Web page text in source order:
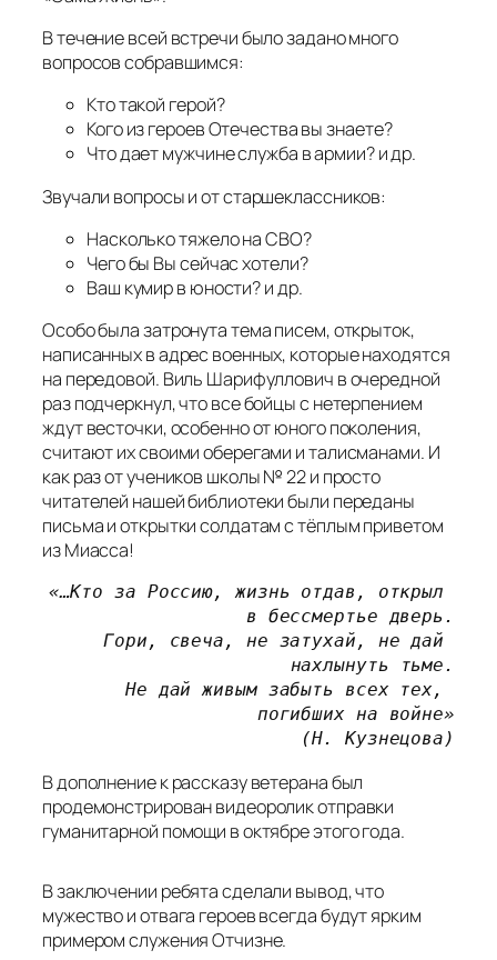
В течение всей встречи было задано много
вопросов собравшимся:
Кто такой герой?
Кого из героев Отечества вы знаете?
Что дает мужчине служба в армии? и др.
Звучали вопросы и от старшеклассников:
Насколько тяжело на СВО?
Чего бы Вы сейчас хотели?
Ваш кумир в юности? и др.
Особо была затронута тема писем, открыток,
написанных в адрес военных, которые находятся
на передовой. Виль Шарифуллович в очередной
раз подчеркнул, что все бойцы с нетерпением
ждут весточки, особенно от юного поколения,
считают их своими оберегами и талисманами. И
как раз от учеников школы № 22 и просто
читателей нашей библиотеки были переданы
письма и открытки солдатам с тёплым приветом
из Миасса!
«…Кто за Россию, жизнь отдав, открыл
в бессмертье дверь.
Гори, свеча, не затухай, не дай
нахлынуть тьме.
Не дай живым забыть всех тех,
погибших на войне»
(Н. Кузнецова)
В дополнение к рассказу ветерана был
продемонстрирован видеоролик отправки
гуманитарной помощи в октябре этого года.
В заключении ребята сделали вывод, что
мужество и отвага героев всегда будут ярким
примером служения Отчизне.